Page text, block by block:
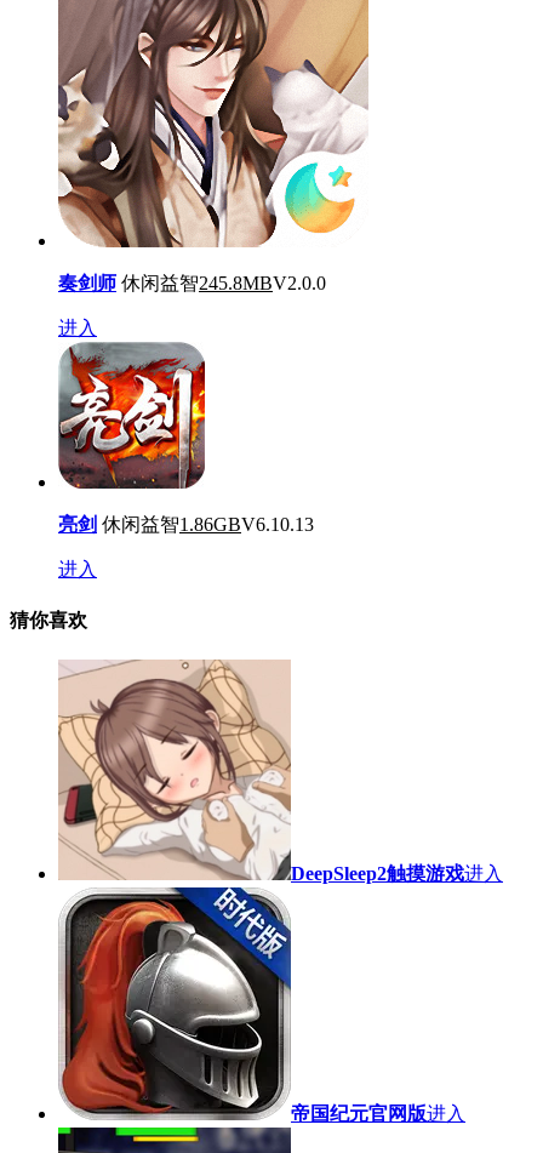
奏剑师 休闲益智245.8MBV2.0.0
进入
亮剑 休闲益智1.86GBV6.10.13
进入
猜你喜欢
DeepSleep2触摸游戏进入
帝国纪元官网版进入